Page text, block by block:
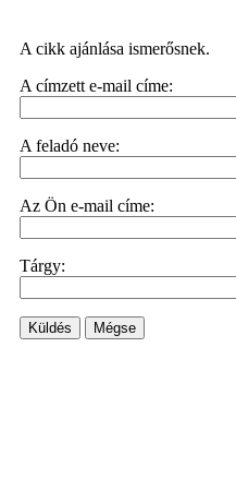
A cikk ajánlása ismerősnek.
A címzett e-mail címe:
A feladó neve:
Az Ön e-mail címe:
Tárgy:
Küldés Mégse